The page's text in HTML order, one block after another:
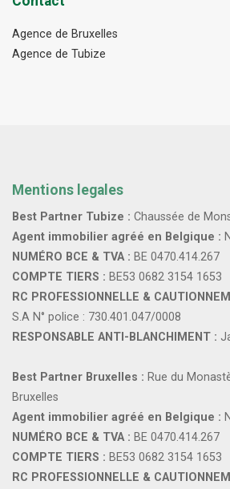
Agence de Bruxelles
Agence de Tubize
Mentions legales
Best Partner Tubize : Chaussée de
Agent immobilier agréé en Belgique :
NUMÉRO BCE & TVA : BE 0470.414.267
COMPTE TIERS : BE53 0682 3154 1653
RC PROFESSIONNELLE &
S.A N° police : 730.401.047/0008
RESPONSABLE ANTI-BLANCHIMENT :
Best Partner Bruxelles : Rue du
Bruxelles
Agent immobilier agréé en Belgique :
NUMÉRO BCE & TVA : BE 0470.414.267
COMPTE TIERS : BE53 0682 3154 1653
RC PROFESSIONNELLE &